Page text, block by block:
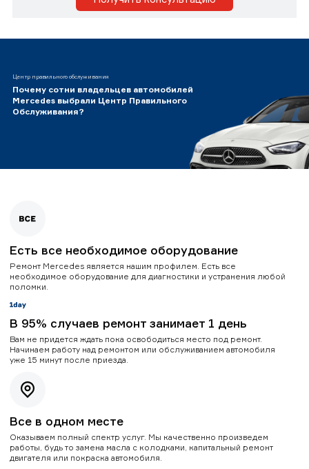
Центр правильного обслуживания
Почему сотни владельцев автомобилей
Mercedes выбрали Центр Правильного
Обслуживания?
Есть все необходимое оборудование
Ремонт Mercedes является нашим профилем. Есть все
необходимое оборудование для диагностики и устранения любой
поломки.
В 95% случаев ремонт занимает 1 день
Вам не придется ждать пока освободиться место под ремонт.
Начинаем работу над ремонтом или обслуживанием автомобиля
уже 15 минут после приезда.
Все в одном месте
Оказываем полный спектр услуг. Мы качественно произведем
работы, будь то замена масла с колодками, капитальный ремонт
двигателя или покраска автомобиля.